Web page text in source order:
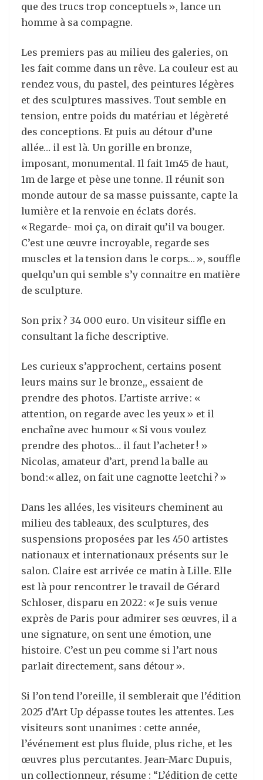
que des trucs trop conceptuels », lance un
homme à sa compagne.
Les premiers pas au milieu des galeries, on
les fait comme dans un rêve. La couleur est au
rendez vous, du pastel, des peintures légères
et des sculptures massives. Tout semble en
tension, entre poids du matériau et légèreté
des conceptions. Et puis au détour d’une
allée… il est là. Un gorille en bronze,
imposant, monumental. Il fait 1m45 de haut,
1m de large et pèse une tonne. Il réunit son
monde autour de sa masse puissante, capte la
lumière et la renvoie en éclats dorés.
« Regarde- moi ça, on dirait qu’il va bouger.
C’est une œuvre incroyable, regarde ses
muscles et la tension dans le corps… », souffle
quelqu’un qui semble s’y connaitre en matière
de sculpture.
Son prix ? 34 000 euro. Un visiteur siffle en
consultant la fiche descriptive.
Les curieux s’approchent, certains posent
leurs mains sur le bronze,, essaient de
prendre des photos. L’artiste arrive : «
attention, on regarde avec les yeux » et il
enchaîne avec humour « Si vous voulez
prendre des photos… il faut l’acheter ! »
Nicolas, amateur d’art, prend la balle au
bond :« allez, on fait une cagnotte leetchi ? »
Dans les allées, les visiteurs cheminent au
milieu des tableaux, des sculptures, des
suspensions proposées par les 450 artistes
nationaux et internationaux présents sur le
salon. Claire est arrivée ce matin à Lille. Elle
est là pour rencontrer le travail de Gérard
Schloser, disparu en 2022 : « Je suis venue
exprès de Paris pour admirer ses œuvres, il a
une signature, on sent une émotion, une
histoire. C’est un peu comme si l’art nous
parlait directement, sans détour ».
Si l’on tend l’oreille, il semblerait que l’édition
2025 d’Art Up dépasse toutes les attentes. Les
visiteurs sont unanimes : cette année,
l’événement est plus fluide, plus riche, et les
œuvres plus percutantes. Jean-Marc Dupuis,
un collectionneur, résume : “L’édition de cette